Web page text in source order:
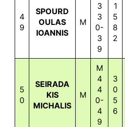
4
9
SPOURD
OULAS
IOANNIS
M
3
3
0-
3
9
1
5
8
2
5
0
SEIRADA
KIS
MICHALIS
M
M
4
4
0-
4
9
3
0
5
6